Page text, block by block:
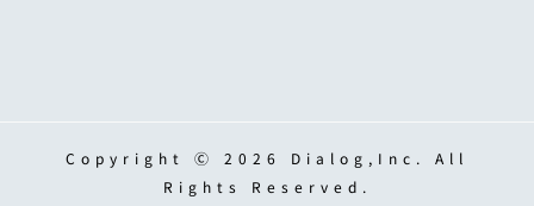
Copyright Ⓒ 2026 Dialog,Inc. All
Rights Reserved.